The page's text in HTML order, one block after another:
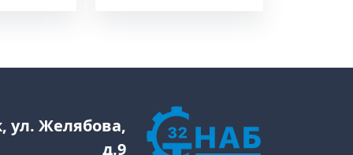
ул. Желябова,
д.9